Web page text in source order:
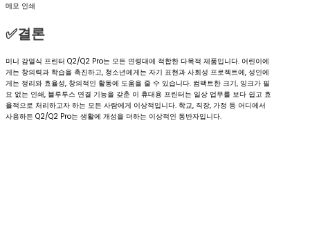
메모 인쇄
✅결론
미니 감열식 프린터 Q2/Q2 Pro는 모든 연령대에 적합한 다목적 제품입니다. 어린이에
게는 창의력과 학습을 촉진하고, 청소년에게는 자기 표현과 사회성 프로젝트에, 성인에
게는 정리와 효율성, 창의적인 활동에 도움을 줄 수 있습니다. 컴팩트한 크기, 잉크가 필
요 없는 인쇄, 블루투스 연결 기능을 갖춘 이 휴대용 프린터는 일상 업무를 보다 쉽고 효
율적으로 처리하고자 하는 모든 사람에게 이상적입니다. 학교, 직장, 가정 등 어디에서
사용하든 Q2/Q2 Pro는 생활에 개성을 더하는 이상적인 동반자입니다.